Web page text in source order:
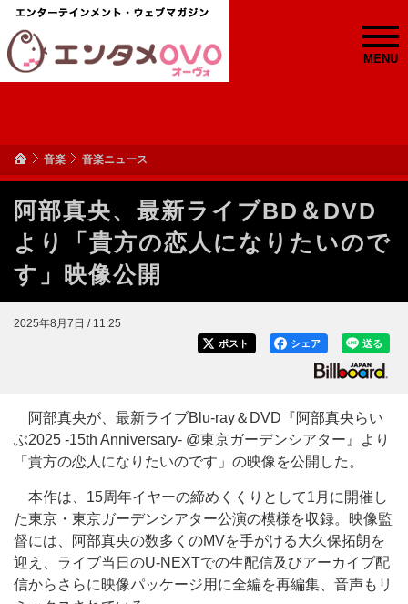
MENU
音楽 音楽ニュース
阿部真央、最新ライブBD＆DVD
より「貴方の恋人になりたいので
す」映像公開
2025年8月7日 / 11:25
送る
シェア
ポスト
阿部真央が、最新ライブBlu-ray＆DVD『阿部真央らい
ぶ2025 -15th Anniversary- @東京ガーデンシアター』より
「貴方の恋人になりたいのです」の映像を公開した。
本作は、15周年イヤーの締めくくりとして1月に開催し
た東京・東京ガーデンシアター公演の模様を収録。映像監
督には、阿部真央の数多くのMVを手がける大久保拓朗を
迎え、ライブ当日のU-NEXTでの生配信及びアーカイブ配
信からさらに映像パッケージ用に全編を再編集、音声もリ